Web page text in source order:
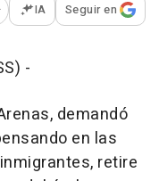
opciones para
IA Seguir en
-
demandó
en las
retire